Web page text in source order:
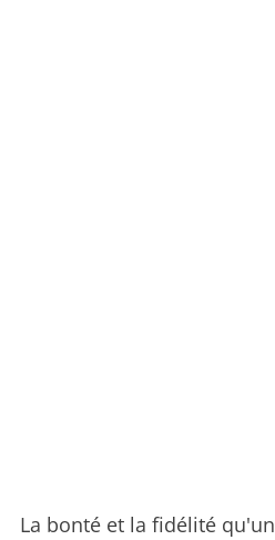
La bonté et la fidélité qu'un